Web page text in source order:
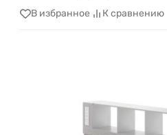
В избранное К сравнению